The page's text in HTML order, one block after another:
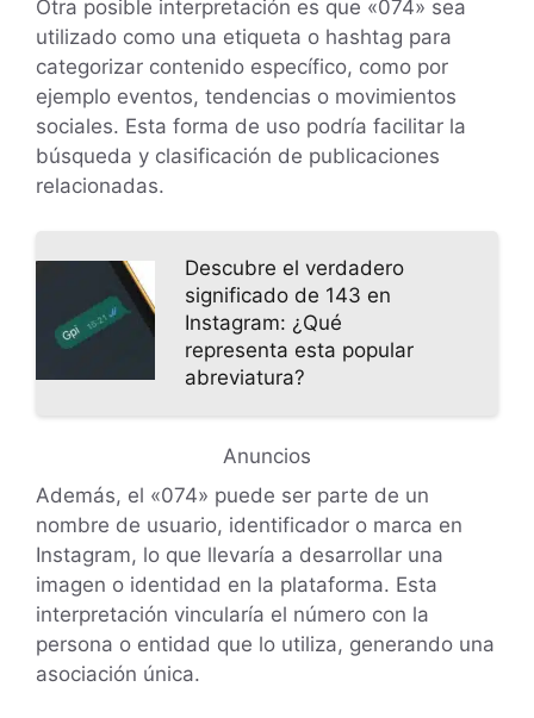
Otra posible interpretación es que «074» sea
utilizado como una etiqueta o hashtag para
categorizar contenido específico, como por
ejemplo eventos, tendencias o movimientos
sociales. Esta forma de uso podría facilitar la
búsqueda y clasificación de publicaciones
relacionadas.
Descubre el verdadero
significado de 143 en
Instagram: ¿Qué
representa esta popular
abreviatura?
Anuncios
Además, el «074» puede ser parte de un
nombre de usuario, identificador o marca en
Instagram, lo que llevaría a desarrollar una
imagen o identidad en la plataforma. Esta
interpretación vincularía el número con la
persona o entidad que lo utiliza, generando una
asociación única.